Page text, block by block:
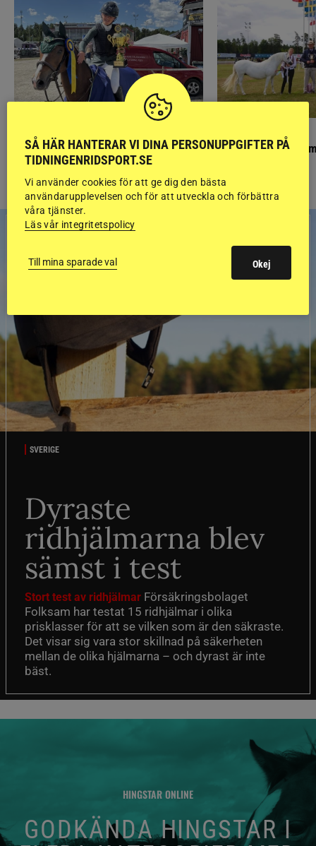
Ponnypappan: Kärlek från första gnägget Finaldag med
SVERIGE
Dyraste
ridhjälmarna blev
sämst i test
Stort test av ridhjälmar Försäkringsbolaget
Folksam har testat 15 ridhjälmar i olika
prisklasser för att se vilken som är den säkraste.
Det visar sig vara stor skillnad på säkerheten
mellan de olika hjälmarna – och dyrast är inte
bäst.
HINGSTAR ONLINE
GODKÄNDA HINGSTAR I
SÅ HÄR HANTERAR VI DINA PERSONUPPGIFTER PÅ
TIDNINGENRIDSPORT.SE
Vi använder cookies för att ge dig den bästa
användarupplevelsen och för att utveckla och förbättra
våra tjänster.
Läs vår integritetspolicy
Till mina sparade val Okej